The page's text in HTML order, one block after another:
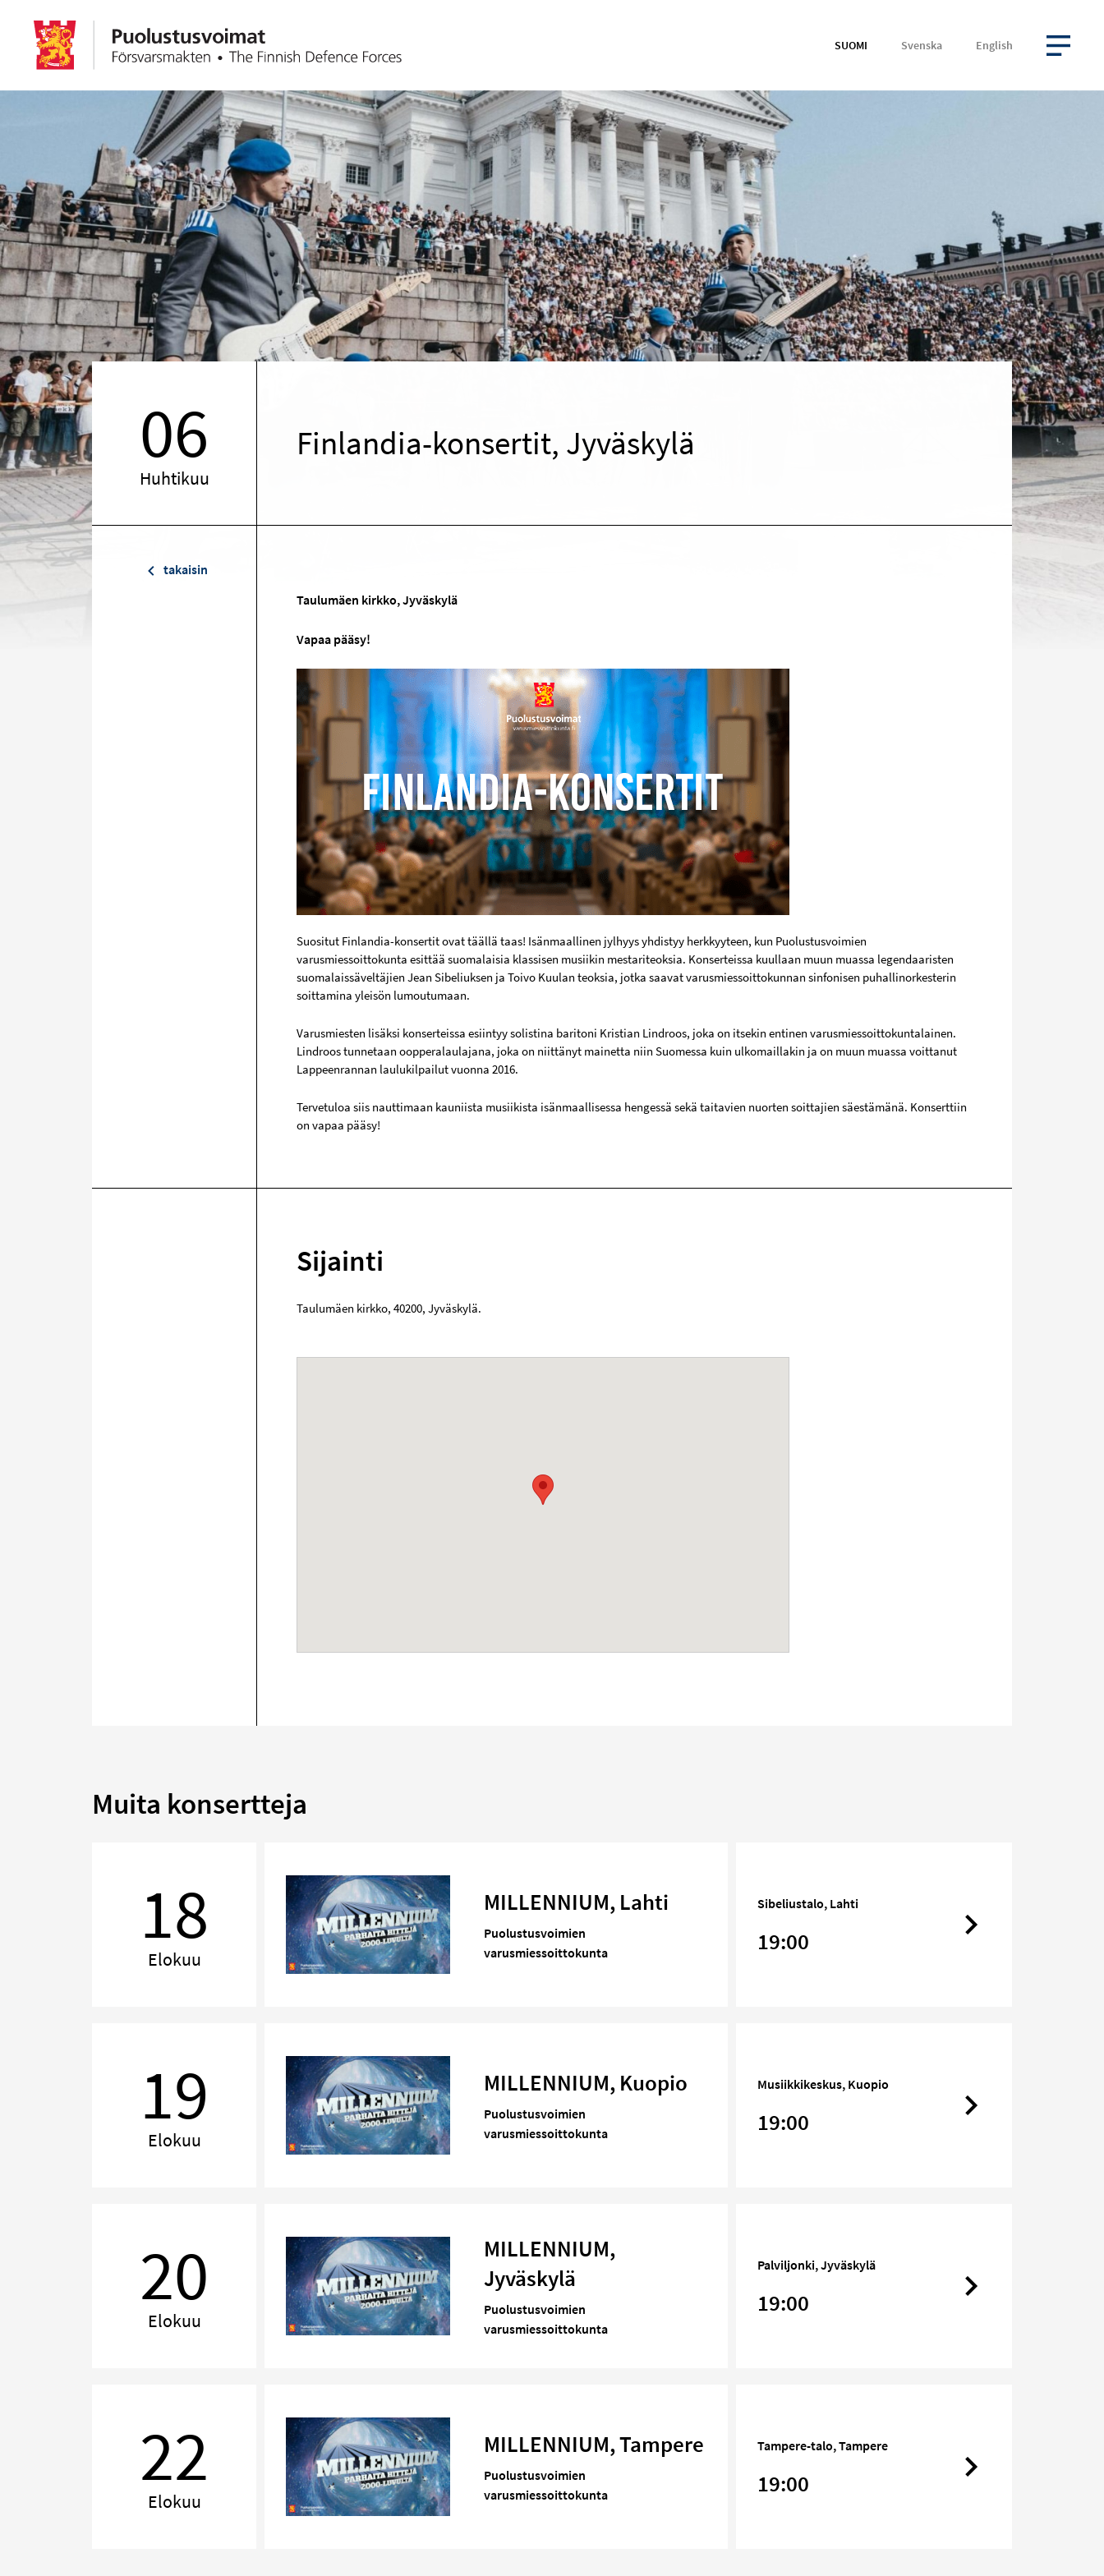
SUOMI Svenska English
AVAA VALIKKO
06
Huhtikuu
Finlandia-konsertit, Jyväskylä
takaisin
Taulumäen kirkko, Jyväskylä
Vapaa pääsy!
Suositut Finlandia-konsertit ovat täällä taas! Isänmaallinen jylhyys yhdistyy herkkyyteen, kun Puolustusvoimien
varusmiessoittokunta esittää suomalaisia klassisen musiikin mestariteoksia. Konserteissa kuullaan muun muassa legendaaristen
suomalaissäveltäjien Jean Sibeliuksen ja Toivo Kuulan teoksia, jotka saavat varusmiessoittokunnan sinfonisen puhallinorkesterin
soittamina yleisön lumoutumaan.
Varusmiesten lisäksi konserteissa esiintyy solistina baritoni Kristian Lindroos, joka on itsekin entinen varusmiessoittokuntalainen.
Lindroos tunnetaan oopperalaulajana, joka on niittänyt mainetta niin Suomessa kuin ulkomaillakin ja on muun muassa voittanut
Lappeenrannan laulukilpailut vuonna 2016.
Tervetuloa siis nauttimaan kauniista musiikista isänmaallisessa hengessä sekä taitavien nuorten soittajien säestämänä. Konserttiin
on vapaa pääsy!
Sijainti
Taulumäen kirkko, 40200, Jyväskylä.
Muita konsertteja
18
Elokuu
MILLENNIUM, Lahti
Puolustusvoimien
varusmiessoittokunta
Sibeliustalo, Lahti
19:00
19
Elokuu
MILLENNIUM, Kuopio
Puolustusvoimien
varusmiessoittokunta
Musiikkikeskus, Kuopio
19:00
20
Elokuu
MILLENNIUM,
Jyväskylä
Puolustusvoimien
varusmiessoittokunta
Palviljonki, Jyväskylä
19:00
22
Elokuu
MILLENNIUM, Tampere
Puolustusvoimien
varusmiessoittokunta
Tampere-talo, Tampere
19:00